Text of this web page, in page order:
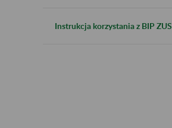
Instrukcja korzystania z BIP ZUS